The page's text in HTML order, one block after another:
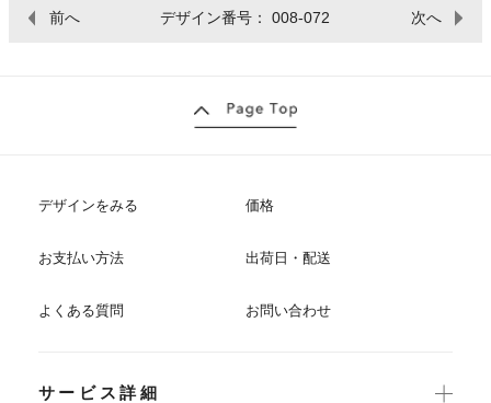
前へ デザイン番号： 008-072 次へ
デザインをみる 価格
お支払い方法 出荷日・配送
よくある質問 お問い合わせ
サービス詳細